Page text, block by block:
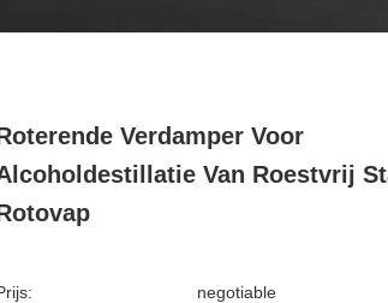
Verdamper Voor
Van Roestvrij
negotiable